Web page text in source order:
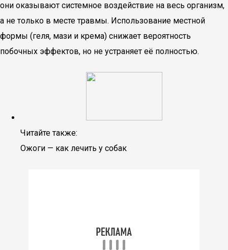
они оказывают системное воздействие на весь организм,
а не только в месте травмы. Использование местной
формы (геля, мази и крема) снижает вероятность
побочных эффектов, но не устраняет её полностью.
Читайте также:
Ожоги — как лечить у собак